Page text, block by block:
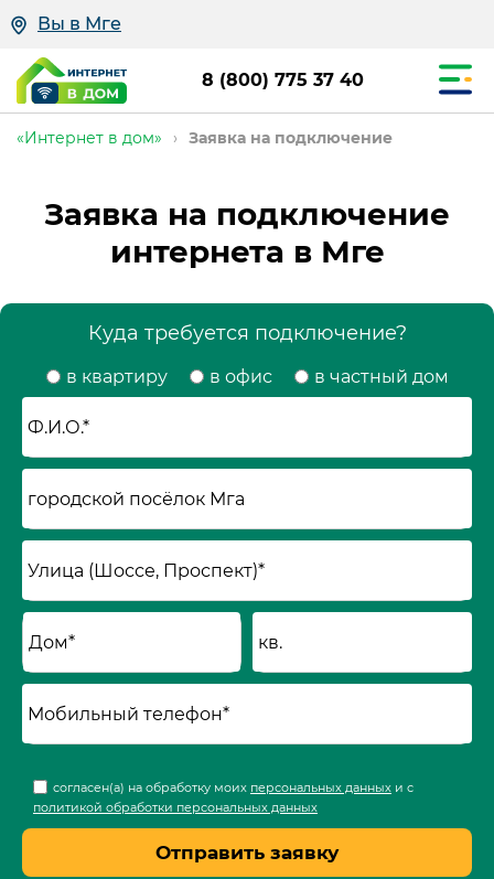
Вы в Мге
8 (800) 775 37 40
«Интернет в дом» › Заявка на подключение
Заявка на подключение
интернета в Мге
Куда требуется подключение?
в квартиру в офис в частный дом
согласен(а) на обработку моих персональных данных и с
политикой обработки персональных данных
Отправить заявку